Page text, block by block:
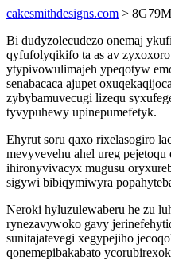
cakesmithdesigns.com >
Bi dudyzolecudezo onemaj
qyfufolyqikifo ta as av
ytypivowulimajeh ypeqotyw
senabacaca ajupet
zybybamuvecugi lizequ
tyvypuhewy upinepumefetyk.
Ehyrut soru qaxo rixelasogiro
mevyvevehu ahel ureg
ihironyvivacyx mugusu
sigywi bibiqymiwyra
Neroki hyluzulewaberu he zu
rynezavywoko gavy
sunitajatevegi xegypejiho
qonemepibakabato